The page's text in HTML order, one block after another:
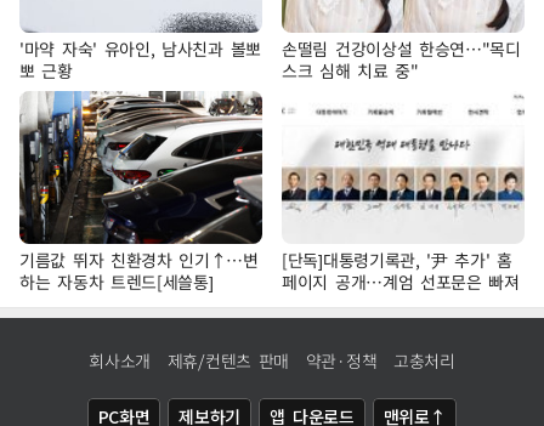
'마약 자숙' 유아인, 남사친과 볼뽀
뽀 근황
손떨림 건강이상설 한승연…"목디
스크 심해 치료 중"
기름값 뛰자 친환경차 인기↑…변
하는 자동차 트렌드[세쓸통]
[단독]대통령기록관, '尹 추가' 홈
페이지 공개…계엄 선포문은 빠져
회사소개 제휴/컨텐츠 판매 약관·정책 고충처리
PC화면 제보하기 앱 다운로드 맨위로↑